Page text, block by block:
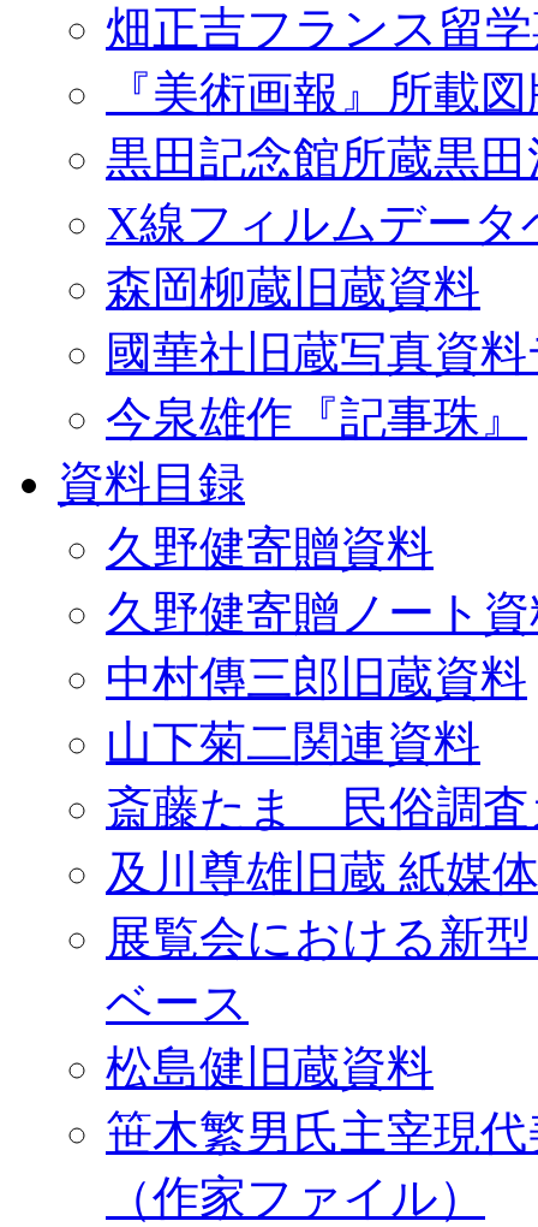
畑正吉フランス留
『美術画報』所載
黒田記念館所蔵黒
X線フィルムデータ
森岡柳蔵旧蔵資料
國華社旧蔵写真資
今泉雄作『記事珠』
資料目録
久野健寄贈資料
久野健寄贈ノート
中村傳三郎旧蔵資料
山下菊二関連資料
斎藤たま 民俗調査
及川尊雄旧蔵 紙媒
展覧会における新
ベース
松島健旧蔵資料
笹木繁男氏主宰現
（作家ファイル）